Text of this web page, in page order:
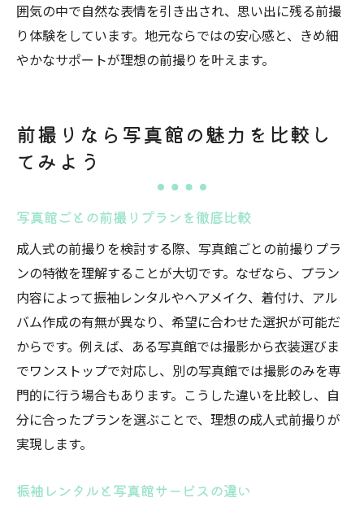
囲気の中で自然な表情を引き出され、思い出に残る前撮
り体験をしています。地元ならではの安心感と、きめ細
やかなサポートが理想の前撮りを叶えます。
前撮りなら写真館の魅力を比較し
てみよう
写真館ごとの前撮りプランを徹底比較
成人式の前撮りを検討する際、写真館ごとの前撮りプラ
ンの特徴を理解することが大切です。なぜなら、プラン
内容によって振袖レンタルやヘアメイク、着付け、アル
バム作成の有無が異なり、希望に合わせた選択が可能だ
からです。例えば、ある写真館では撮影から衣装選びま
でワンストップで対応し、別の写真館では撮影のみを専
門的に行う場合もあります。こうした違いを比較し、自
分に合ったプランを選ぶことで、理想の成人式前撮りが
実現します。
振袖レンタルと写真館サービスの違い